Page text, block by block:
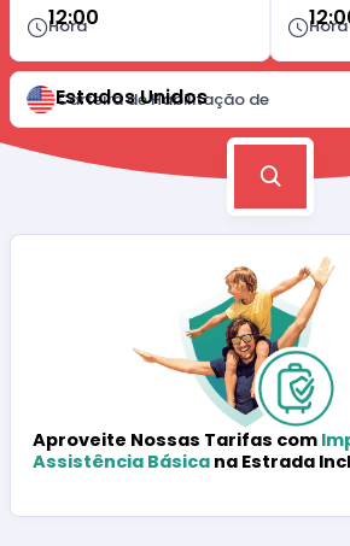
Hora
12:00 Hora
Carteira de Habilitação de
Estados Unidos
Aproveite Nossas Tarifas com
Assistência Básica na Estrada